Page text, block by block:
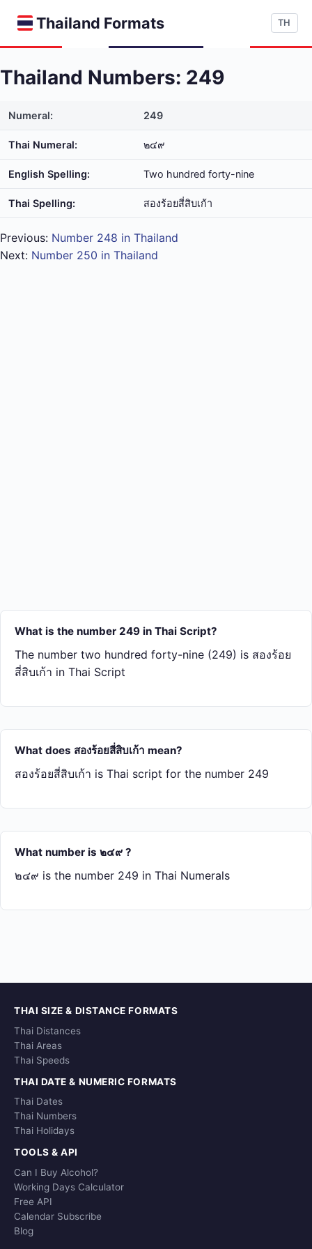
Thailand Formats TH
Thailand Numbers: 249
Numeral: 249
Thai Numeral: ๒๔๙
English Spelling: Two hundred forty-nine
Thai Spelling: สอง​ร้อย​สี่​สิบ​เก้า
Previous: Number 248 in Thailand
Next: Number 250 in Thailand
What is the number 249 in Thai Script?
The number two hundred forty-nine (249) is สอง​ร้อย​
สี่​สิบ​เก้า in Thai Script
What does สอง​ร้อย​สี่​สิบ​เก้า mean?
สอง​ร้อย​สี่​สิบ​เก้า is Thai script for the number 249
What number is ๒๔๙ ?
๒๔๙ is the number 249 in Thai Numerals
THAI SIZE & DISTANCE FORMATS
Thai Distances
Thai Areas
Thai Speeds
THAI DATE & NUMERIC FORMATS
Thai Dates
Thai Numbers
Thai Holidays
TOOLS & API
Can I Buy Alcohol?
Working Days Calculator
Free API
Calendar Subscribe
Blog